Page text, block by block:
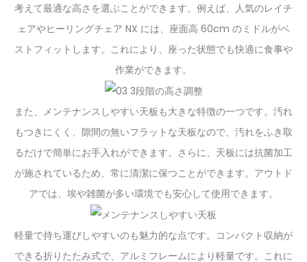
考えて最適な高さを選ぶことができます。例えば、人気のレイチ
ェアやヒーリングチェア NX には、座面高 60cm のミドルがベ
ストフィットします。これにより、座った状態でも快適に食事や
作業ができます。
また、 メンテナンスしやすい天板 も大きな特徴の一つです。汚れ
もつきにくく、隙間の無いフラットな天板なので、汚れをふき取
るだけで簡単にお手入れができます。さらに、天板には抗菌加工
が施されているため、常に清潔に保つことができます。アウトド
アでは、埃や雑菌が多い環境でも安心して使用できます。
軽量で持ち運びしやすいのも魅力的な点です。コンパクト収納が
できる折りたたみ式で、アルミフレームにより軽量です。これに